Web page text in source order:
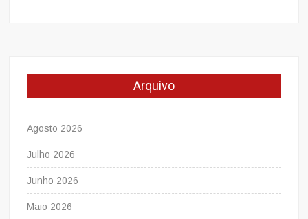
Arquivo
Agosto 2026
Julho 2026
Junho 2026
Maio 2026